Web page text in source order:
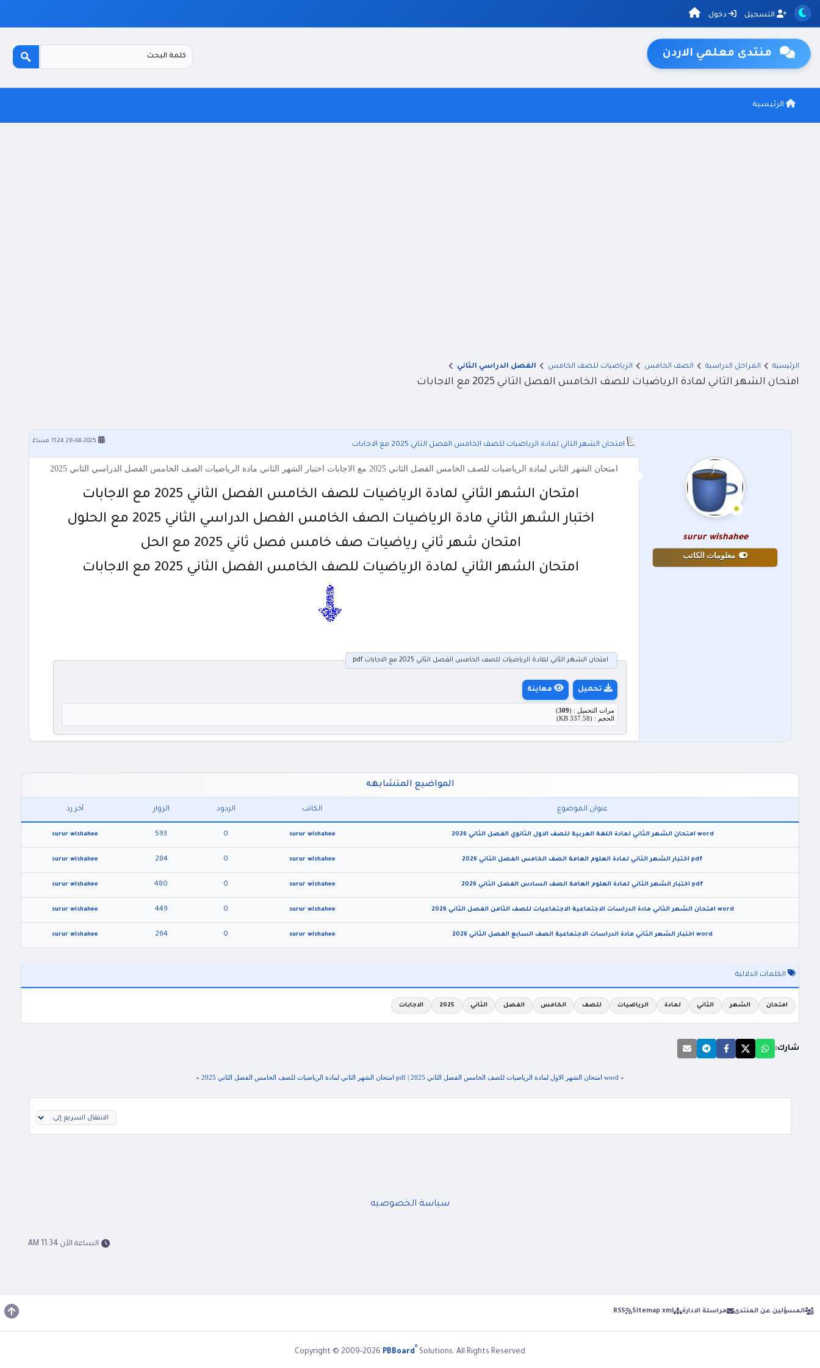
التسجيل دخول
منتدى معلمي الاردن
الرئيسية
الرئيسية المراحل الدراسية الصف الخامس الرياضيات للصف الخامس الفصل الدراسي الثاني
امتحان الشهر الثاني لمادة الرياضيات للصف الخامس الفصل الثاني 2025 مع الاجابات
امتحان الشهر الثاني لمادة الرياضيات للصف الخامس الفصل الثاني 2025 مع الاجابات 28-04-2025 11:24 مساءً
surur wishahee
معلومات الكاتب
امتحان الشهر الثاني لمادة الرياضيات للصف الخامس الفصل الثاني 2025 مع الاجابات اختبار الشهر الثاني مادة الرياضيات الصف الخامس الفصل الدراسي الثاني 2025
امتحان الشهر الثاني لمادة الرياضيات للصف الخامس الفصل الثاني 2025 مع الاجابات
اختبار الشهر الثاني مادة الرياضيات الصف الخامس الفصل الدراسي الثاني 2025 مع الحلول
امتحان شهر ثاني رياضيات صف خامس فصل ثاني 2025 مع الحل
امتحان الشهر الثاني لمادة الرياضيات للصف الخامس الفصل الثاني 2025 مع الاجابات
امتحان الشهر الثاني لمادة الرياضيات للصف الخامس الفصل الثاني 2025 مع الاجابات.pdf
تحميل معاينة
مرات التحميل : (309
)
الحجم : (337.58 KB)
المواضيع المتشابهه
عنوان الموضوع الكاتب الردود الزوار آخر رد
word امتحان الشهر الثاني لمادة اللغة العربية للصف الاول الثانوي الفصل الثاني 2026 surur wishahee
0
593
surur wishahee
pdf اختبار الشهر الثاني لمادة العلوم العامة الصف الخامس الفصل الثاني 2026 surur wishahee
0
284
surur wishahee
pdf اختبار الشهر الثاني لمادة العلوم العامة الصف السادس الفصل الثاني 2026 surur wishahee
0
480
surur wishahee
word امتحان الشهر الثاني مادة الدراسات الاجتماعية الاجتماعيات للصف الثامن الفصل الثاني 2026 surur wishahee
0
449
surur wishahee
word اختبار الشهر الثاني مادة الدراسات الاجتماعية الصف السابع الفصل الثاني 2026 surur wishahee
0
264
surur wishahee
الكلمات الدلالية
امتحان الشهر الثاني لمادة الرياضيات للصف الخامس الفصل الثاني 2025 الاجابات
شارك:
« word امتحان الشهر الاول لمادة الرياضيات للصف الخامس الفصل الثاني 2025 | pdf امتحان الشهر الثاني لمادة الرياضيات للصف الخامس الفصل الثاني 2025 »
سياسة الخصوصيه
الساعة الآن 11:34 AM
المسؤلين عن المنتدى مراسلة الادارة Sitemap xml
RSS
Copyright © 2009-2026 PBBoard® Solutions. All Rights Reserved